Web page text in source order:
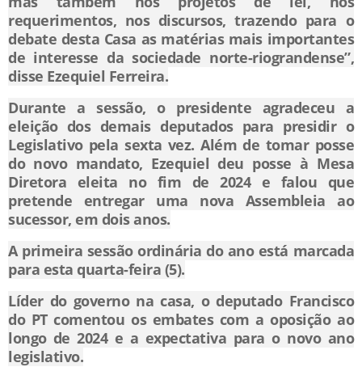
requerimentos, nos discursos, trazendo para o
debate desta Casa as matérias mais importantes
de interesse da sociedade norte-riograndense”,
disse Ezequiel Ferreira.
Durante a sessão, o presidente agradeceu a
eleição dos demais deputados para presidir o
Legislativo pela sexta vez. Além de tomar posse
do novo mandato, Ezequiel deu posse à Mesa
Diretora eleita no fim de 2024 e falou que
pretende entregar uma nova Assembleia ao
sucessor, em dois anos.
A primeira sessão ordinária do ano está marcada
para esta quarta-feira (5).
Líder do governo na casa, o deputado Francisco
do PT comentou os embates com a oposição ao
longo de 2024 e a expectativa para o novo ano
legislativo.